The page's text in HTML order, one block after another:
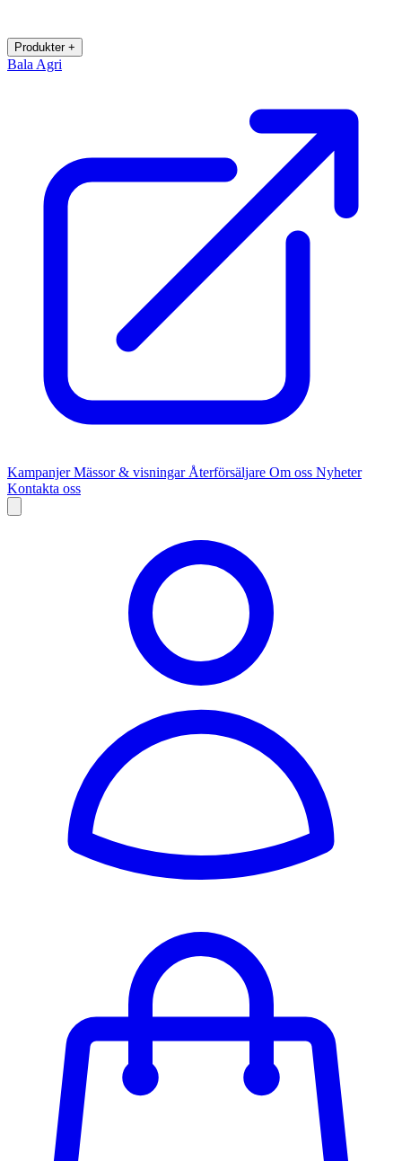
Produkter +
Bala Agri
KampanjerMässor & visningar Återförsäljare Om oss Nyheter
Kontakta oss